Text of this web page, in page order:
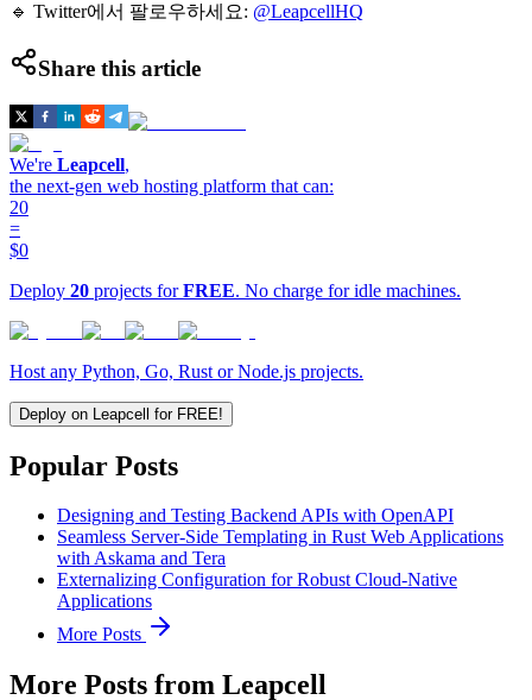
🔹 Twitter에서 팔로우하세요: @LeapcellHQ
Share this article
We're Leapcell,
the next-gen web hosting platform that can:
20
=
$0
Deploy 20 projects forFREE. No charge for idle machines.
Host any Python, Go, Rust or Node.js projects.
Deploy on Leapcell for FREE!
Popular Posts
Designing and Testing Backend APIs with OpenAPI
Seamless Server-Side Templating in Rust Web Applications
with Askama and Tera
Externalizing Configuration for Robust Cloud-Native
Applications
More Posts
More Posts from Leapcell